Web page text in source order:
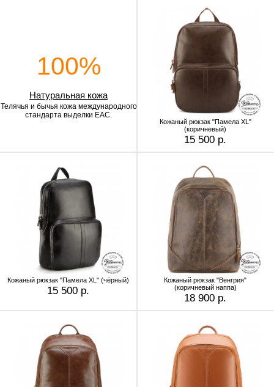
100%
Натуральная кожа
Телячья и бычья кожа международного
стандарта выделки EAC.
Кожаный рюкзак "Памела XL"
(коричневый)
15 500 р.
Кожаный рюкзак "Памела XL" (чёрный)
15 500 р.
Кожаный рюкзак "Венгрия"
(коричневый наппа)
18 900 р.